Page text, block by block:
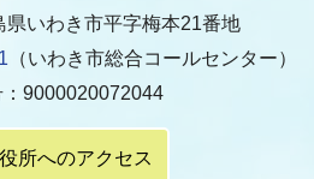
いわき市平字梅本21番地
（いわき市総合コールセンター）
9000020072044
所へのアクセス